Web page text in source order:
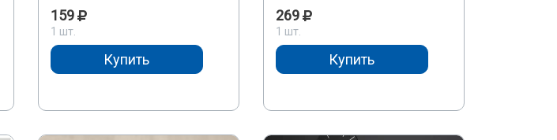
159
1 шт.
Купить
269
1 шт.
Купить